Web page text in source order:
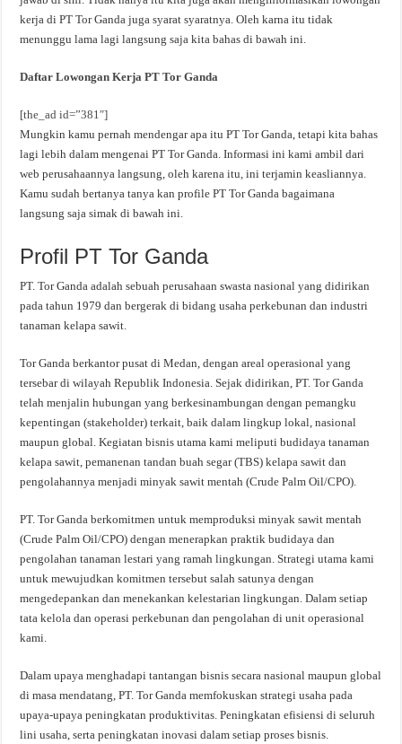
kerja di PT Tor Ganda juga syarat syaratnya. Oleh karna itu tidak
menunggu lama lagi langsung saja kita bahas di bawah ini.
Daftar Lowongan Kerja PT Tor Ganda
[the_ad id=”381″]
Mungkin kamu pernah mendengar apa itu PT Tor Ganda, tetapi kita bahas
lagi lebih dalam mengenai PT Tor Ganda. Informasi ini kami ambil dari
web perusahaannya langsung, oleh karena itu, ini terjamin keasliannya.
Kamu sudah bertanya tanya kan profile PT Tor Ganda bagaimana
langsung saja simak di bawah ini.
Profil PT Tor Ganda
PT. Tor Ganda adalah sebuah perusahaan swasta nasional yang didirikan
pada tahun 1979 dan bergerak di bidang usaha perkebunan dan industri
tanaman kelapa sawit.
Tor Ganda berkantor pusat di Medan, dengan areal operasional yang
tersebar di wilayah Republik Indonesia. Sejak didirikan, PT. Tor Ganda
telah menjalin hubungan yang berkesinambungan dengan pemangku
kepentingan (stakeholder) terkait, baik dalam lingkup lokal, nasional
maupun global. Kegiatan bisnis utama kami meliputi budidaya tanaman
kelapa sawit, pemanenan tandan buah segar (TBS) kelapa sawit dan
pengolahannya menjadi minyak sawit mentah (Crude Palm Oil/CPO).
PT. Tor Ganda berkomitmen untuk memproduksi minyak sawit mentah
(Crude Palm Oil/CPO) dengan menerapkan praktik budidaya dan
pengolahan tanaman lestari yang ramah lingkungan. Strategi utama kami
untuk mewujudkan komitmen tersebut salah satunya dengan
mengedepankan dan menekankan kelestarian lingkungan. Dalam setiap
tata kelola dan operasi perkebunan dan pengolahan di unit operasional
kami.
Dalam upaya menghadapi tantangan bisnis secara nasional maupun global
di masa mendatang, PT. Tor Ganda memfokuskan strategi usaha pada
upaya-upaya peningkatan produktivitas. Peningkatan efisiensi di seluruh
lini usaha, serta peningkatan inovasi dalam setiap proses bisnis.